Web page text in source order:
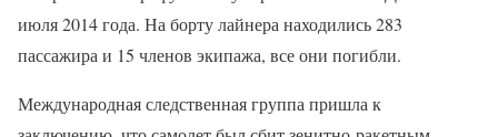
июля 2014 года. На борту лайнера находились 283
пассажира и 15 членов экипажа, все они погибли.
Международная следственная группа пришла к